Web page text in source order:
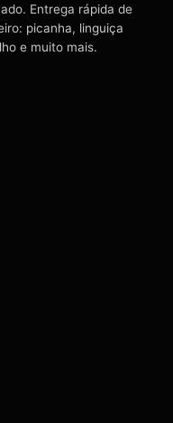
Entrega rápida de
picanha, linguiça
e muito mais.